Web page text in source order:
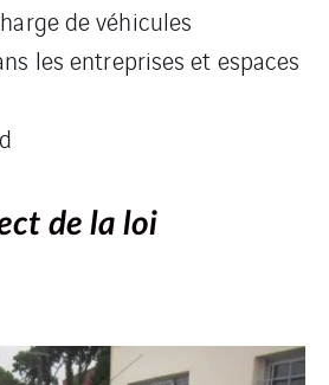
de véhicules
les entreprises et espaces
de la loi